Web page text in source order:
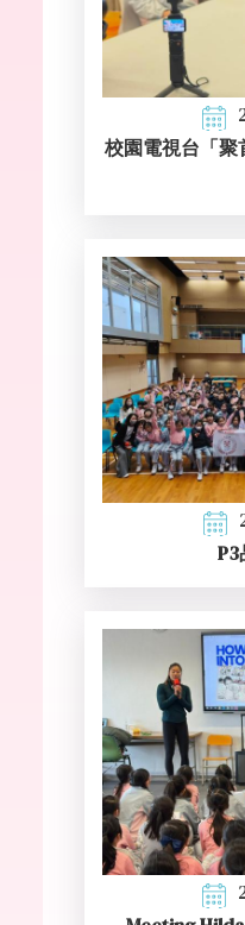
校園電視台「